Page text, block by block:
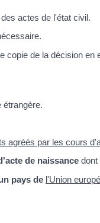
actes de l'état civil.
de la décision en
étrangère.
agréés par les cours
de naissance dont
pays de l'Union